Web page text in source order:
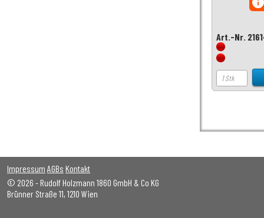
Art.-Nr.
Impressum AGBs Kontakt
© 2026 - Rudolf Holzmann 1860 GmbH & Co KG
Brünner Straße 11, 1210 Wien